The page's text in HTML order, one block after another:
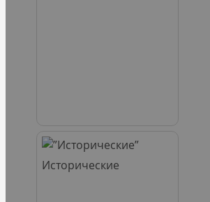
Исторические